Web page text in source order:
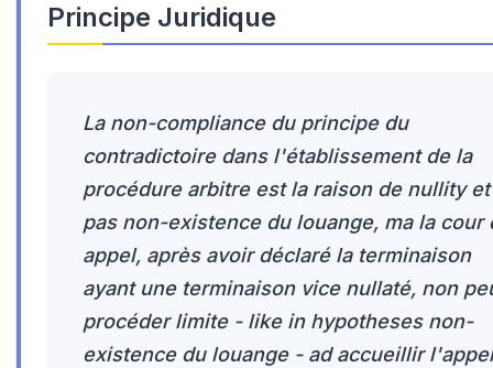
Principe Juridique
La non-compliance du principe du
contradictoire dans l'établissement de la
procédure arbitre est la raison de nullity et
pas non-existence du louange, ma la cour
appel, après avoir déclaré la terminaison
ayant une terminaison vice nullaté, non
procéder limite - like in hypotheses non-
existence du louange - ad accueillir l'appel